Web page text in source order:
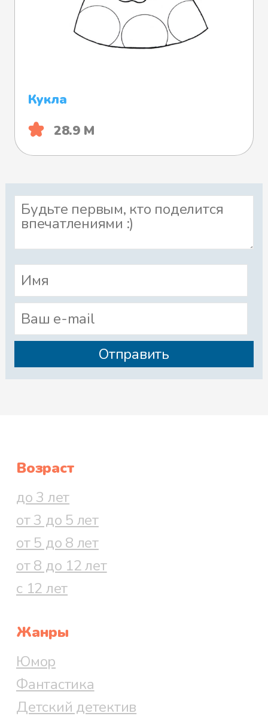
Кукла
28.9 М
Возраст
до 3 лет
от 3 до 5 лет
от 5 до 8 лет
от 8 до 12 лет
с 12 лет
Жанры
Юмор
Фантастика
Детский детектив